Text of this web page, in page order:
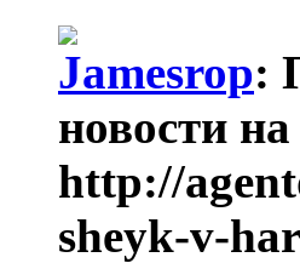
Jamesrop:
новости
http://
sheyk-v-